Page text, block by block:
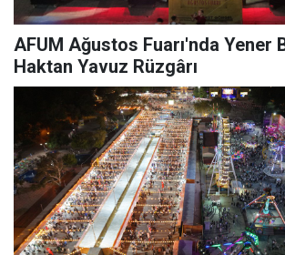
AFUM Ağustos Fuarı'nda Yener
Haktan Yavuz Rüzgârı